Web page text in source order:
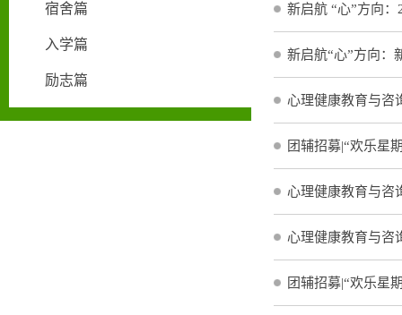
宿舍篇
入学篇
励志篇
新启航 “心”方向
新启航“心”方向：
心理健康教育与咨
团辅招募|“欢乐星
心理健康教育与咨
心理健康教育与咨
团辅招募|“欢乐星